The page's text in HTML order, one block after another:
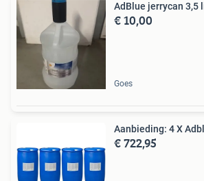
AdBlue jerrycan 3,5
€ 10,00
Goes
Aanbieding: 4 X
€ 722,95